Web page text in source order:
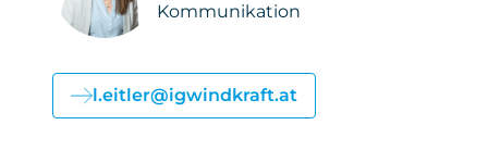
Kommunikation
l.eitler@igwindkraft.at